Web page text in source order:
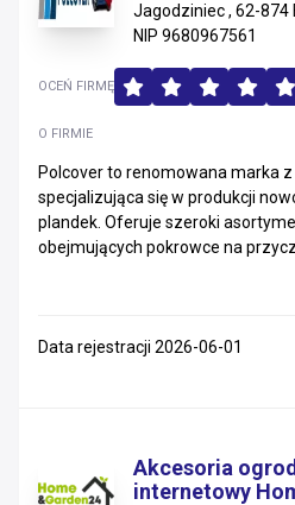
Jagodziniec , 62-874
NIP 9680967561
O FIRMIE
Polcover to renomowana marka
specjalizująca się w produkcji
plandek. Oferuje szeroki
obejmujących pokrowce na
OCEŃ FIRMĘ
Data rejestracji 2026-06-01
Akcesoria
internetowy